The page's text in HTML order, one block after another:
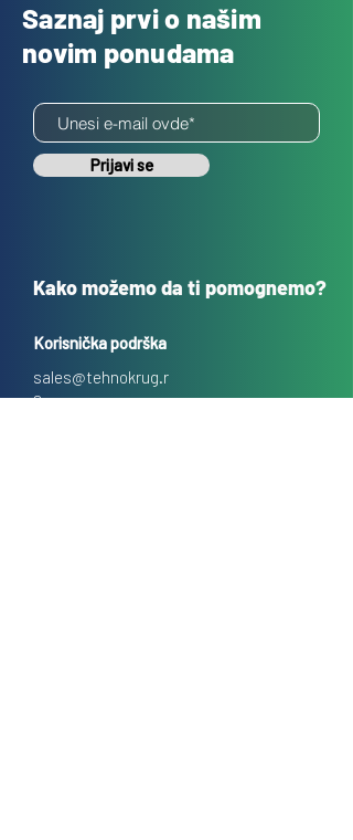
Saznaj prvi o našim
novim ponudama
Prijavi se
Kako možemo da ti pomognemo?
Korisnička podrška
sales@tehnokrug.r
s